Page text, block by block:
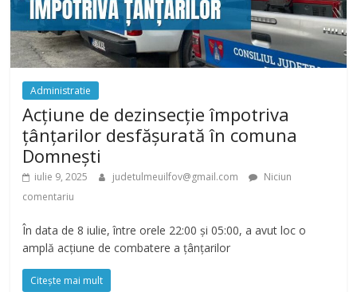
Administratie
Acțiune de dezinsecție împotriva
țânțarilor desfășurată în comuna
Domnești
iulie 9, 2025 judetulmeuilfov@gmail.com
Niciun
comentariu
În data de 8 iulie, între orele 22:00 și 05:00, a avut loc o
amplă acțiune de combatere a țânțarilor
Citește mai mult